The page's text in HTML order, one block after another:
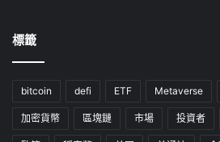
標籤
bitcoin defi ETF Metaverse
加密貨幣 區塊鏈 市場 投資者